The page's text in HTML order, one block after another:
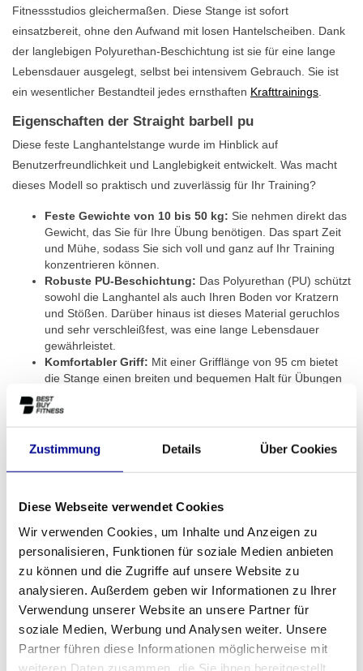
Zustimmung Details Über Cookies
Diese Webseite verwendet Cookies
Wir verwenden Cookies, um Inhalte und Anzeigen zu
personalisieren, Funktionen für soziale Medien anbieten
zu können und die Zugriffe auf unsere Website zu
analysieren. Außerdem geben wir Informationen zu Ihrer
Verwendung unserer Website an unsere Partner für
soziale Medien, Werbung und Analysen weiter. Unsere
Partner führen diese Informationen möglicherweise mit
weiteren Daten zusammen, die Sie ihnen bereitgestellt
Fitnessstudios gleichermaßen. Diese Stange ist sofort
einsatzbereit, ohne den Aufwand mit losen Hantelscheiben. Dank
der langlebigen Polyurethan-Beschichtung ist sie für eine lange
Lebensdauer ausgelegt, selbst bei intensivem Gebrauch. Sie ist
ein wesentlicher Bestandteil jedes ernsthaften Krafttrainings
Eigenschaften der Straight barbell pu
Diese feste Langhantelstange wurde im Hinblick auf
Benutzerfreundlichkeit und Langlebigkeit entwickelt. Was macht
dieses Modell so praktisch und zuverlässig für Ihr Training?
Feste Gewichte von 10 bis 50 kg: Sie nehmen direkt das
Gewicht, das Sie für Ihre Übung benötigen. Das spart Zeit
und Mühe, sodass Sie sich voll und ganz auf Ihr Training
konzentrieren können.
Robuste PU-Beschichtung: Das Polyurethan (PU) schützt
sowohl die Langhantel als auch Ihren Boden vor Kratzern
und Stößen. Darüber hinaus ist dieses Material geruchlos
und sehr verschleißfest, was eine lange Lebensdauer
gewährleistet.
Komfortabler Griff: Mit einer Grifflänge von 95 cm bietet
die Stange einen breiten und bequemen Halt für Übungen
wie Bankdrücken, Rudern, Kreuzheben und Curls.
Deutliche Gewichtsangabe:
der Seite angegeben, sodass Sie während eines intensiven
Trainings schnell die richtige Langhantel auswählen
Stangen an, um Ihre Sammlung zu vervollständigen.
Für jeden Kraftsportler und Fitnessraum
Egal, ob Sie ein kompaktes Home-Gym einrichten oder einen
professionellen Fitnessraum verwalten, die Straight barbell pu
passt perfekt. Für den Heimgebrauch bietet sie die Qualität und
den Komfort einer professionellen Stange, mit der Sie Ihr Training
auf ein höheres Niveau heben. Für Fitnessstudios, Personal
Training Studios und Firmenfitness ist sie eine ideale,